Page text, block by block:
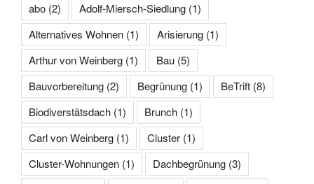
abo (2) Adolf-Miersch-Siedlung (1)
Alternatives Wohnen (1) Arisierung (1)
Arthur von Weinberg (1) Bau (5)
Bauvorbereitung (2) Begrünung (1) BeTrift (8)
Biodiverstätsdach (1) Brunch (1)
Carl von Weinberg (1) Cluster (1)
Cluster-Wohnungen (1) Dachbegrünung (3)